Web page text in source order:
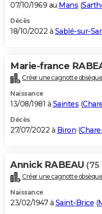
07/10/1969 au Mans (
Décès
18/10/2022 à Sablé-sur-
Marie-france
Créer une cagnotte
Naissance
13/08/1981 à Saintes (
Décès
27/07/2022 à Biron (
Annick RABEAU (75
Créer une cagnotte
Naissance
23/02/1947 à Saint-Brice (